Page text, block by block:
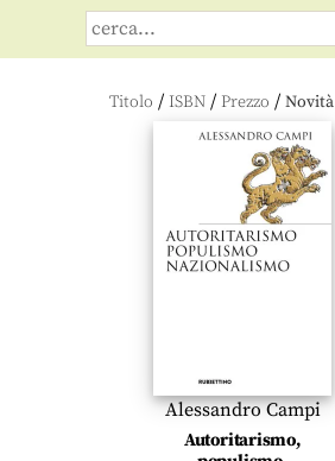
Titolo / ISBN / Prezzo / Novità
Alessandro Campi
Autoritarismo,